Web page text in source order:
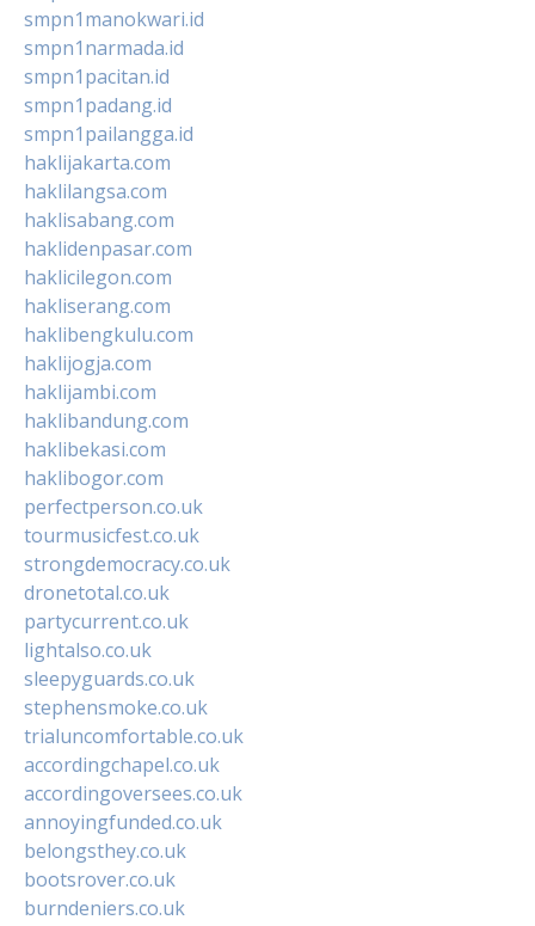
smpn1manokwari.id
smpn1narmada.id
smpn1pacitan.id
smpn1padang.id
smpn1pailangga.id
haklijakarta.com
haklilangsa.com
haklisabang.com
haklidenpasar.com
haklicilegon.com
hakliserang.com
haklibengkulu.com
haklijogja.com
haklijambi.com
haklibandung.com
haklibekasi.com
haklibogor.com
perfectperson.co.uk
tourmusicfest.co.uk
strongdemocracy.co.uk
dronetotal.co.uk
partycurrent.co.uk
lightalso.co.uk
sleepyguards.co.uk
stephensmoke.co.uk
trialuncomfortable.co.uk
accordingchapel.co.uk
accordingoversees.co.uk
annoyingfunded.co.uk
belongsthey.co.uk
bootsrover.co.uk
burndeniers.co.uk